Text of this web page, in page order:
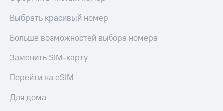
Выбрать красивый номер
Больше возможностей выбора номера
Заменить SIM-карту
Перейти на eSIM
Для дома